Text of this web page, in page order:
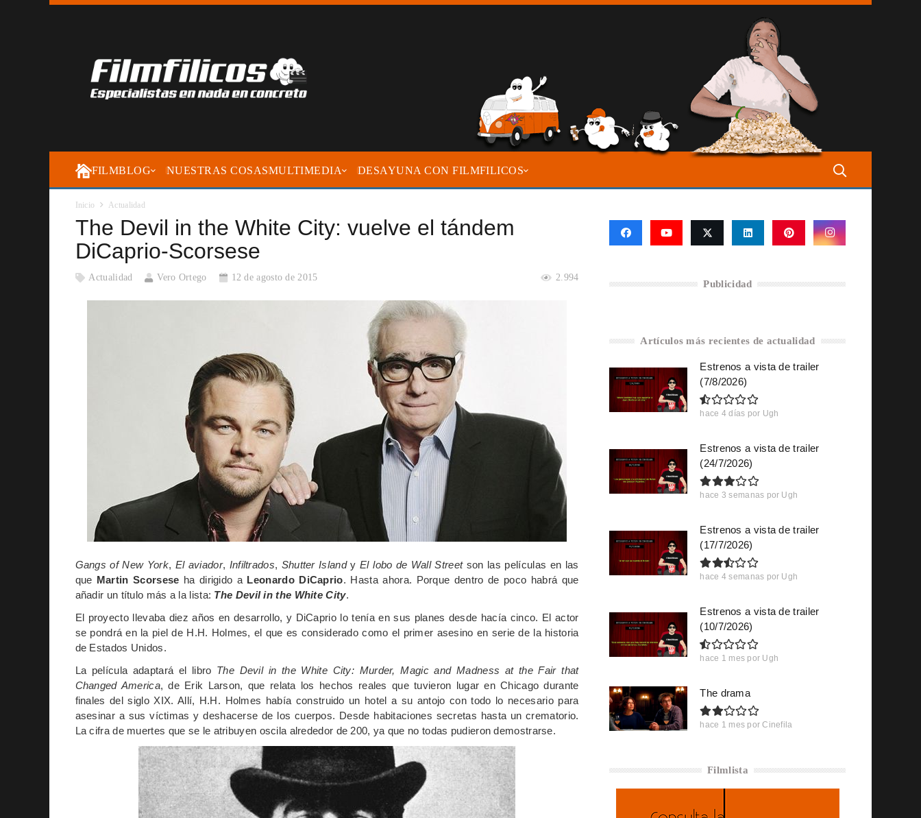
FILMBLOG NUESTRAS COSASMULTIMEDIA DESAYUNA CON FILMFILICOS
Inicio Actualidad
The Devil in the White City: vuelve el tándem
DiCaprio-Scorsese
Actualidad Vero Ortego 12 de agosto de 2015 2.994
Gangs of New York, El aviador, Infiltrados, Shutter IslandyEl lobo de Wall Streetson las películas en las
que Martin Scorsese ha dirigido a Leonardo DiCaprio. Hasta ahora. Porque dentro de poco habrá que
añadir un título más a la lista: The Devil in the White City.
El proyecto llevaba diez años en desarrollo, y DiCaprio lo tenía en sus planes desde hacía cinco. El actor
se pondrá en la piel de H.H. Holmes, el que es considerado como el primer asesino en serie de la historia
de Estados Unidos.
La película adaptará el libro The Devil in the White City: Murder, Magic and Madness at the Fair that
Changed America, de Erik Larson, que relata los hechos reales que tuvieron lugar en Chicago durante
finales del siglo XIX. Allí, H.H. Holmes había construido un hotel a su antojo con todo lo necesario para
asesinar a sus víctimas y deshacerse de los cuerpos. Desde habitaciones secretas hasta un crematorio.
La cifra de muertes que se le atribuyen oscila alrededor de 200, ya que no todas pudieron demostrarse.
Publicidad
Artículos más recientes de actualidad
Estrenos a vista de trailer
(7/8/2026)
hace 4 días por Ugh
Estrenos a vista de trailer
(24/7/2026)
hace 3 semanas por Ugh
Estrenos a vista de trailer
(17/7/2026)
hace 4 semanas por Ugh
Estrenos a vista de trailer
(10/7/2026)
hace 1 mes por Ugh
The drama
hace 1 mes por Cinefila
Filmlista